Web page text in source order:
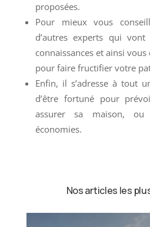
proposées.
Pour mieux vous
d’autres experts qui
connaissances et ainsi
pour faire fructifier votre
Enfin, il s’adresse à tout
d’être fortuné pour
assurer sa maison, ou
économies.
Nos articles les